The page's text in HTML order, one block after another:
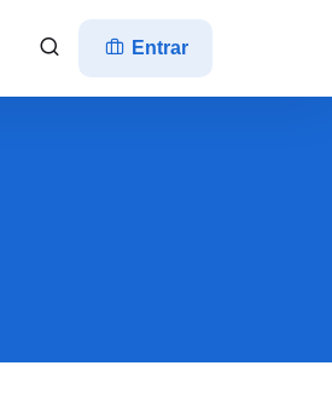
Entrar